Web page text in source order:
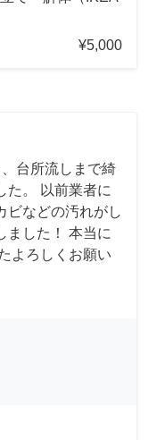
¥5,000
台所流しまで綺
た。 以前業者に
ビなどの汚れがし
ました！ 本当に
よろしくお願い